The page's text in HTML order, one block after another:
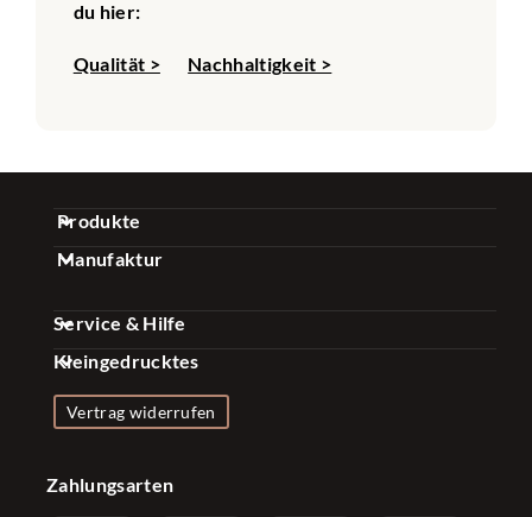
du hier:
Qualität > Nachhaltigkeit >
Produkte
Gewürz Sets
Kaffee Sets
Essig & Öl Sets
Zubehör
Manufaktur
Über uns
Qualität
Presse
Service & Hilfe
FAQ
Kontakt
Bonusprogramm
Kleingedrucktes
Impressum
Widerrufsrecht
Vertrag widerrufen
Zahlungsarten